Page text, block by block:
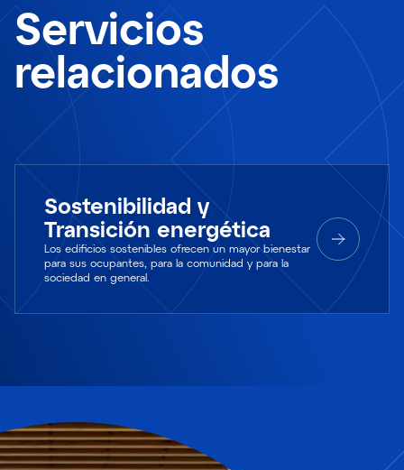
Servicios
relacionados
Sostenibilidad y
Transición energética
Los edificios sostenibles ofrecen un mayor bienestar
para sus ocupantes, para la comunidad y para la
sociedad en general.